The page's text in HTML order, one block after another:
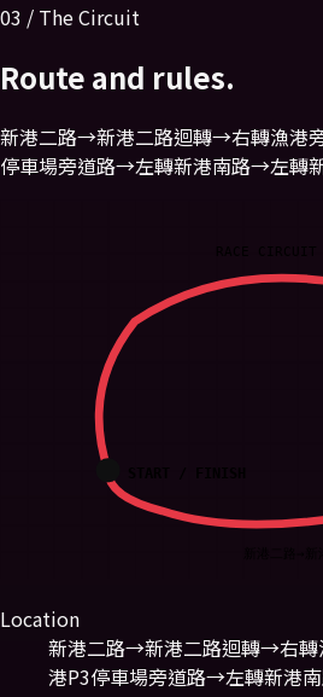
03 / The Circuit
Route and rules.
新港二路→新港二路迴轉→右轉漁港
停車場旁道路→左轉新港南路→左轉
Location
新港二路→新港二路迴轉→右
港P3停車場旁道路→左轉新港